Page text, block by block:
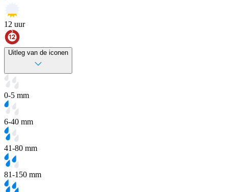
12 uur
Uitleg van de iconen
0-5 mm
6-40 mm
41-80 mm
81-150 mm